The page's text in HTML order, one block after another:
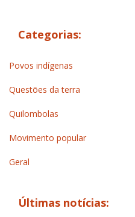
Categorias:
Povos indígenas
Questões da terra
Quilombolas
Movimento popular
Geral
Últimas notícias: